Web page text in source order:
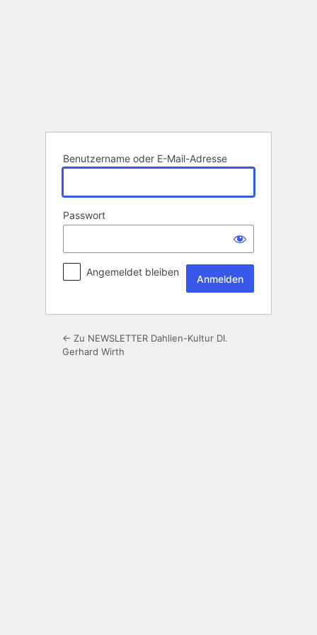
Benutzername oder E-Mail-Adresse
Passwort
Angemeldet bleiben
← Zu NEWSLETTER Dahlien-Kultur DI.
Gerhard Wirth